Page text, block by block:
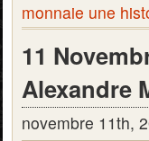
monnaie une
11
Alexandre
novembre 11th,